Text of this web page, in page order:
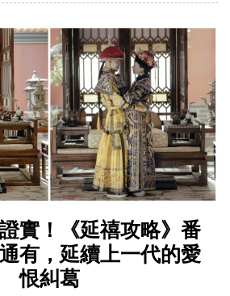
實！《延禧攻略》番
有，延續上一代的愛
恨糾葛